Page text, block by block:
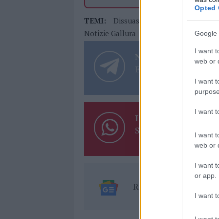
Opted
Google
I want
web or
I want
I want
I want
web or
I want
or app.
I want
TEMI: Dissuasori Cannigione
Notizie Gallura
Notizie Sardegna
Notizie in tempo
Entra nel canale
Inviaci le tue
Su WhatsApp al
Ricevi le nostre